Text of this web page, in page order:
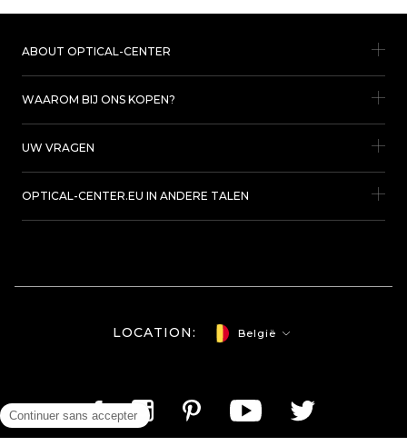
ABOUT OPTICAL-CENTER
WAAROM BIJ ONS KOPEN?
UW VRAGEN
OPTICAL-CENTER.EU IN ANDERE TALEN
LOCATION: België